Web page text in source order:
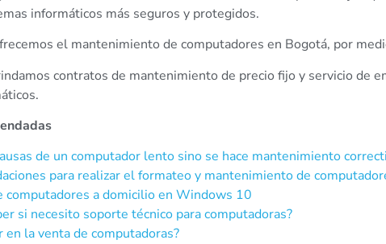
informáticos más seguros y protegidos.
el mantenimiento de computadores en Bogotá, por
contratos de mantenimiento de precio fijo y servicio de
de un computador lento sino se hace mantenimiento
para realizar el formateo y mantenimiento de
computadores a domicilio en Windows 10
si necesito soporte técnico para computadoras?
en la venta de computadoras?